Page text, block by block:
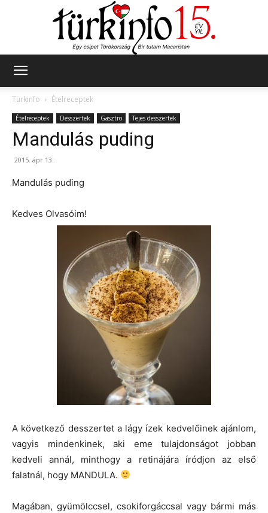
Türkinfo
Ételreceptek
Ételreceptek Desszertek Gasztro Tejes desszertek
Mandulás puding
2015. ápr 13.
Mandulás puding
Kedves Olvasóim!
A következő desszertet a lágy ízek kedvelőinek ajánlom,
vagyis mindenkinek, aki eme tulajdonságot jobban
kedveli annál, minthogy a retinájára íródjon az első
falatnál, hogy MANDULA.
Magában, gyümölccsel, csokiforgáccsal vagy bármi más